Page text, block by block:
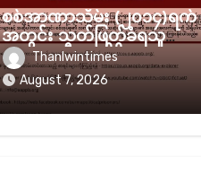
စစ်အာဏာသိမ်း (၂၀၁၄)ရက်
အတွင်း သတ်ဖြတ်ခံရသူ
(၈၂၃၉) ဦးအထိရှိလာ
Thanlwintimes
August 7, 2026